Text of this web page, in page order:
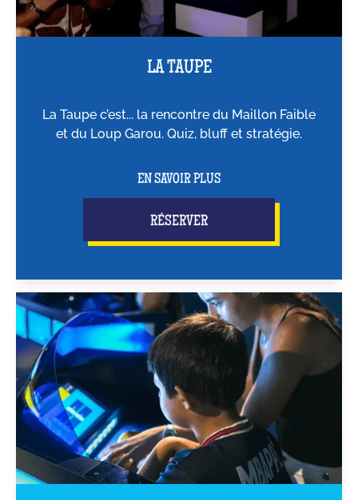
LA TAUPE
La Taupe c’est... la rencontre du Maillon Faible
et du Loup Garou. Quiz, bluff et stratégie.
EN SAVOIR PLUS
RÉSERVER